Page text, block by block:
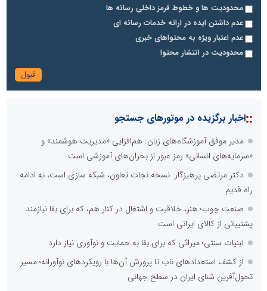
محدودیت ها و خطوط قرمز داخلی رسانه ها
عدم داشتن ایده در ارائه خدمات رسانه ای
عدم اعتبار ویژه به محتواهای خبری
محدودیت در انتشار محتوا
::اخبار برگزیده در موتورهای جستجو
مدیر موفق آموزشگاه‌های زبان: هم‌افزایی «مدیریت هوشمند» و
«سرمایه‌های انسانی» رمز عبور از بحران‌های آموزشی است
دکتر مرتضی پرهیزگار: نسخه نجات تعاون، شبکه سازی است، نه ادامه
راه قدیم
صنعت چوب؛ هنر، خلاقیت و اشتغال در کنار هم، که برای بقا نیازمند
پشتیبانی از کالای ایرانی است
لبنیات سنتی؛ میراثی که برای بقا به حمایت و نوآوری نیاز دارد
از کشف استعدادهای ناب تا پرورش آن‌ها با رویکردهای نوآورانه؛ مسیر
تحول‌آفرین شنای ایران در سطح جهانی